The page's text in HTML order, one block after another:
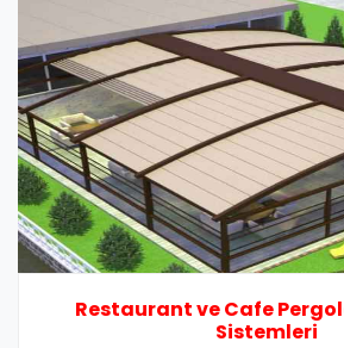
Restaurant ve Cafe
Sistemleri